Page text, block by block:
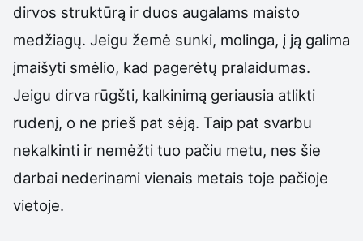
dirvos struktūrą ir duos augalams maisto
medžiagų. Jeigu žemė sunki, molinga, į ją galima
įmaišyti smėlio, kad pagerėtų pralaidumas.
Jeigu dirva rūgšti, kalkinimą geriausia atlikti
rudenį, o ne prieš pat sėją. Taip pat svarbu
nekalkinti ir nemėžti tuo pačiu metu, nes šie
darbai nederinami vienais metais toje pačioje
vietoje.